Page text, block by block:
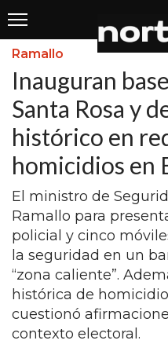
Últimas
Noticias
INICIO
NOTICIAS RECIENTES
SAN NICOLAS
RAMALLO
SAN PEDRO
PROVINCIA
PAIS
Ramallo
Inauguran
Santa Rosa y
histórico en
homicidios en
El ministro de
Ramallo para
policial y cinco
la seguridad en un
“zona caliente”.
histórica de
cuestionó
contexto electoral.